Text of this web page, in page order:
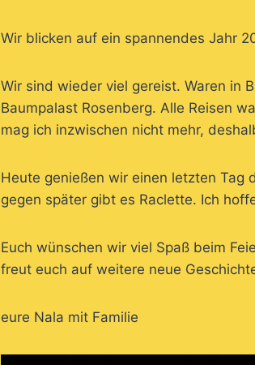
Wir blicken auf ein spannendes Jahr
Wir sind wieder viel gereist. Waren in
Baumpalast Rosenberg. Alle Reisen
mag ich inzwischen nicht mehr,
Heute genießen wir einen letzten Tag
gegen später gibt es Raclette. Ich
Euch wünschen wir viel Spaß beim
freut euch auf weitere neue
eure Nala mit Familie